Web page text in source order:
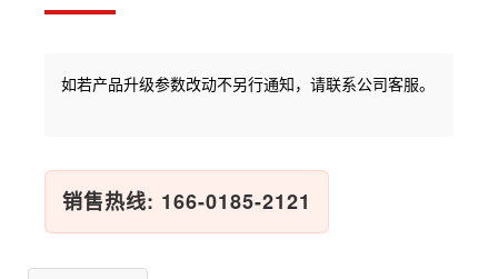
如若产品升级参数改动不另行通知，请联系公司客服。
销售热线: 166-0185-2121